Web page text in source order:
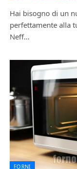
Hai bisogno di un
perfettamente alla
Neff…
FORNI